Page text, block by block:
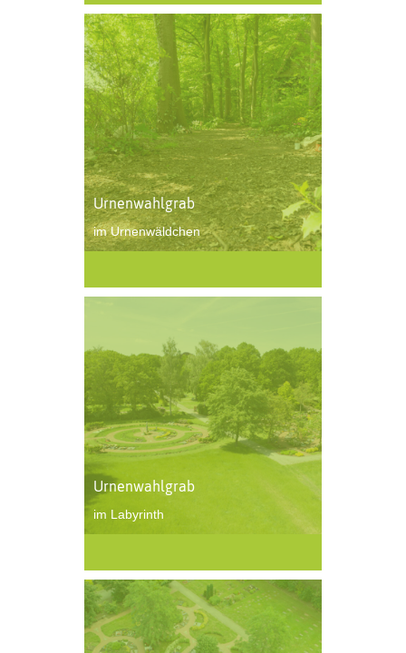
Urnenwahlgrab
im Urnenwäldchen
Urnenwahlgrab
im Labyrinth